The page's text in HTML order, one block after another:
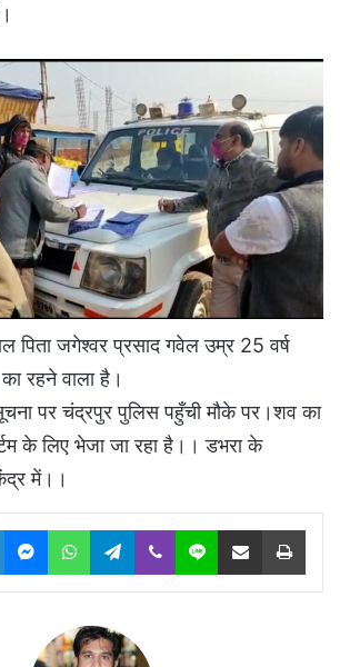
पिता जगेश्वर प्रसाद गवेल उम्र 25 वर्ष
रहने वाला है।
सूचना पर चंद्रपुर पुलिस पहुँची मौके पर।शव का
के लिए भेजा जा रहा है।। डभरा के
में।।
LinkedInMessengerWhatsAppTelegram
Viber Line Share via Email Print